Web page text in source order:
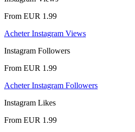
From EUR 1.99
Acheter Instagram Views
Instagram Followers
From EUR 1.99
Acheter Instagram Followers
Instagram Likes
From EUR 1.99